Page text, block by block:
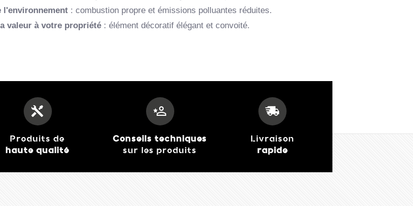
l'environnement : combustion propre et émissions polluantes réduites.
valeur à votre propriété : élément décoratif élégant et convoité.
Produits de
haute qualité
Conseils techniques
sur les produits
Livraison
rapide